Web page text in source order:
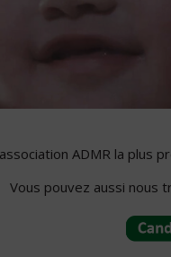
ADMR la plus
Vous pouvez aussi nous